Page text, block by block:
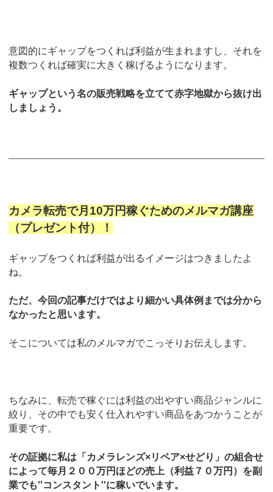
意図的にギャップをつくれば利益が生まれますし、それを
複数つくれば確実に大きく稼げるようになります。
ギャップという名の販売戦略を立てて赤字地獄から抜け出
しましょう。
カメラ転売で月10万円稼ぐためのメルマガ講座
（プレゼント付）！
ギャップをつくれば利益が出るイメージはつきましたよ
ね。
ただ、今回の記事だけではより細かい具体例までは分から
なかったと思います。
そこについては私のメルマガでこっそりお伝えします。
ちなみに、転売で稼ぐには利益の出やすい商品ジャンルに
絞り、その中でも安く仕入れやすい商品をあつかうことが
重要です。
その証拠に私は「カメラレンズ×リペア×せどり」の組合せ
によって毎月２００万円ほどの売上（利益７０万円）を副
業でも''コンスタント''に稼いでいます。